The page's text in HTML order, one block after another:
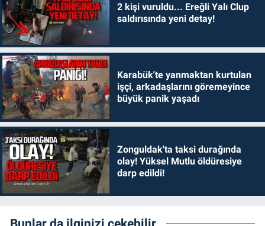
2 kişi vuruldu... Ereğli Yalı Clup
saldırısında yeni detay!
Karabük'te yanmaktan kurtulan
işçi, arkadaşlarını göremeyince
büyük panik yaşadı
Zonguldak'ta taksi durağında
olay! Yüksel Mutlu öldüresiye
darp edildi!